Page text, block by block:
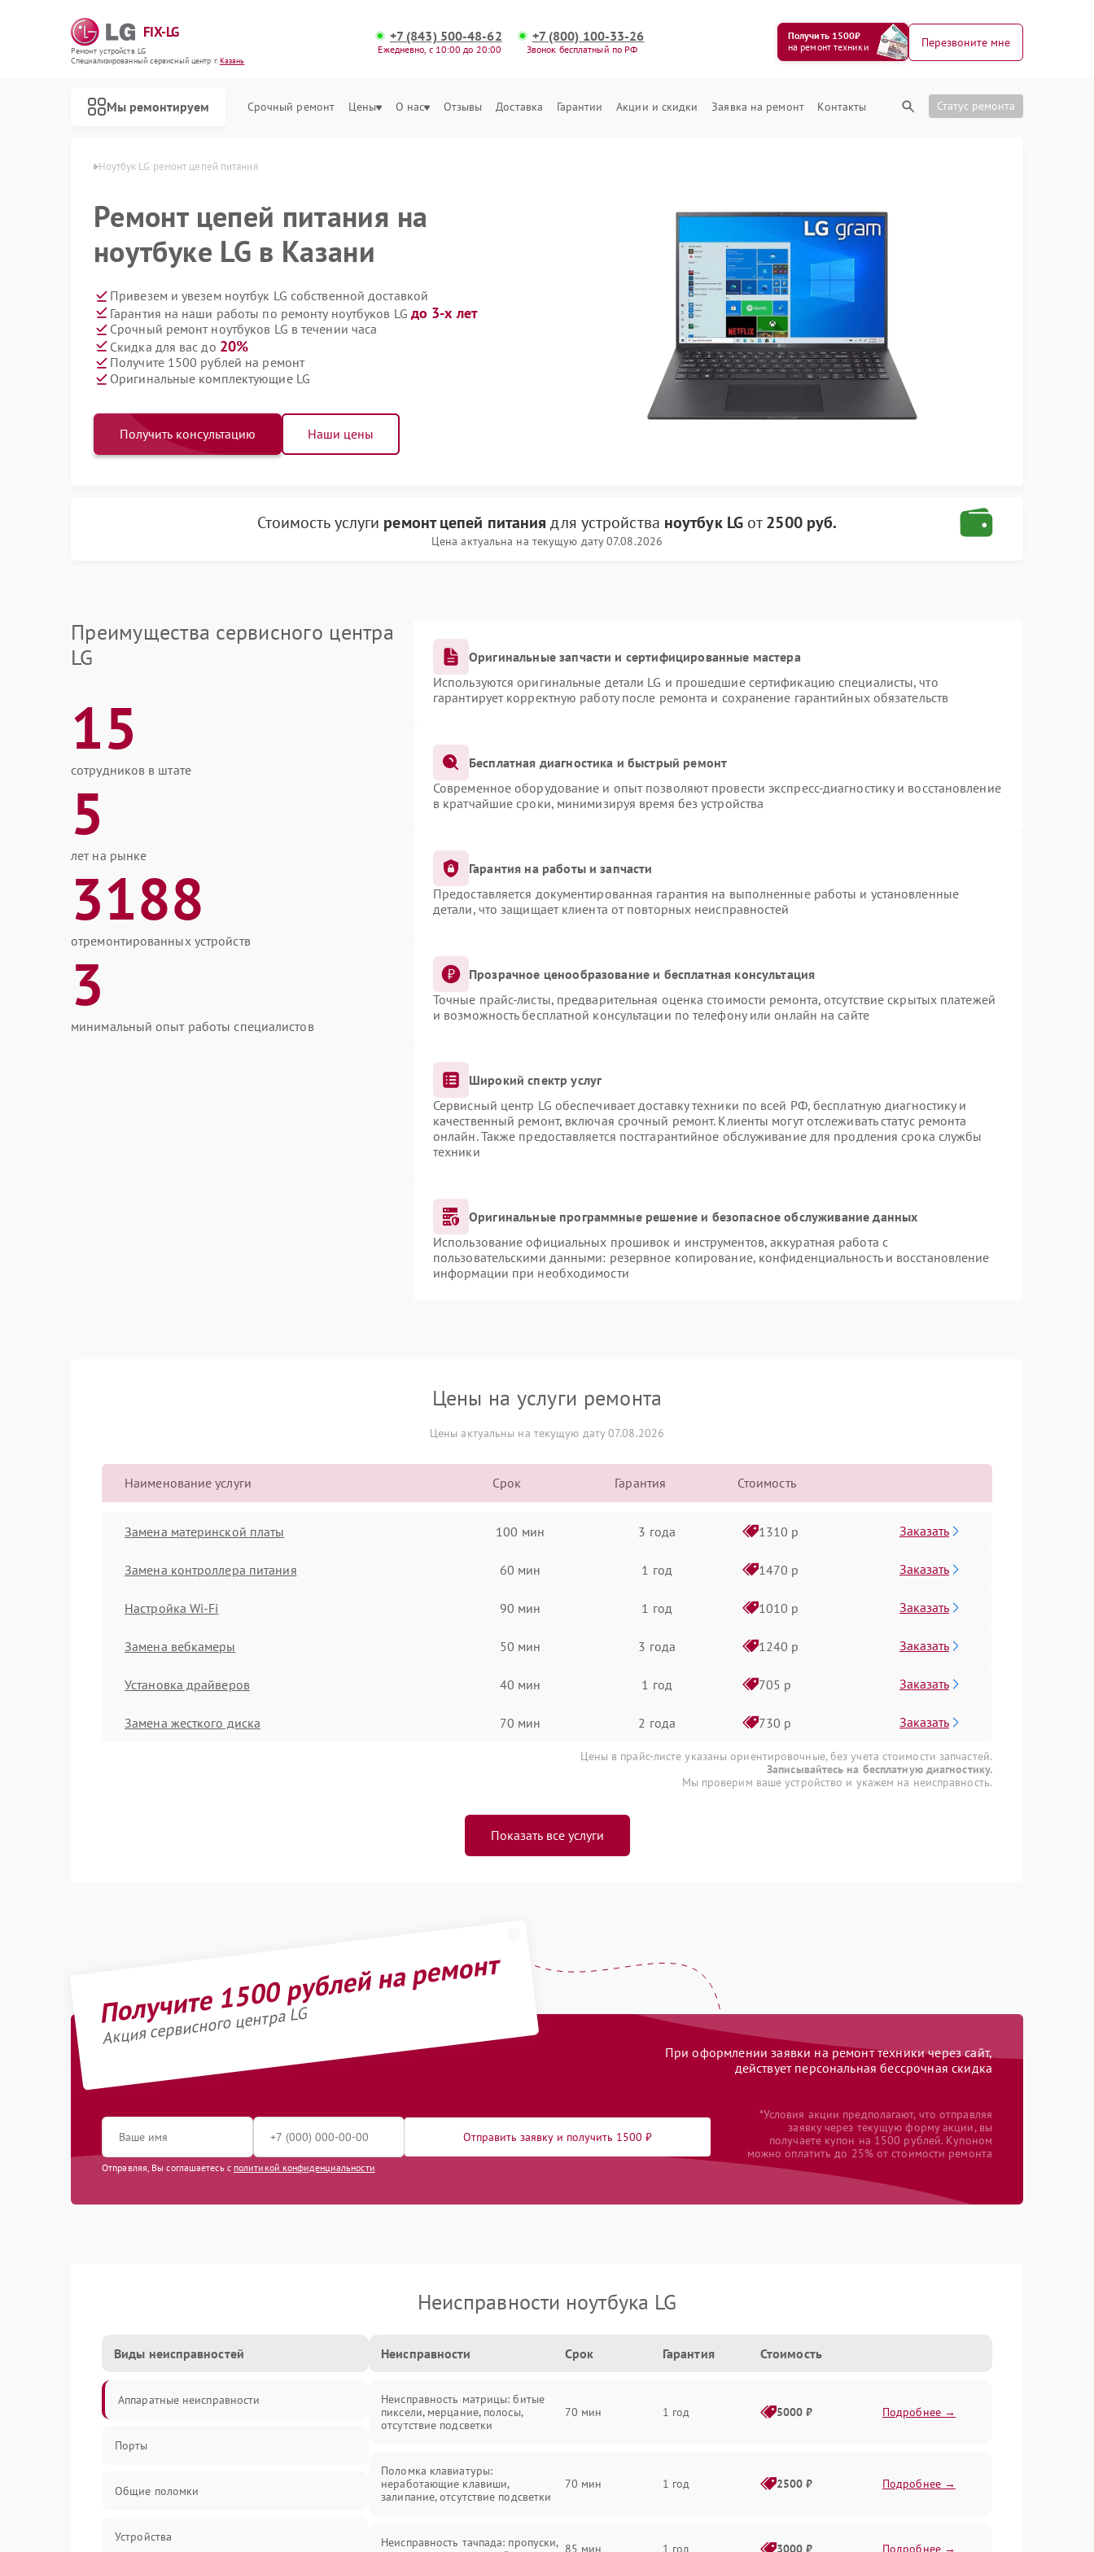
FIX-LG
Ремонт устройств LG
Специализированный cервисный центр г.Казань
+7 (843) 500-48-62
Ежедневно, с 10:00 до 20:00
+7 (800) 100-33-26
Звонок бесплатный по РФ
Получить 1500₽
на ремонт техники
Перезвоните мне
Мы ремонтируем Срочный ремонт Цены О нас Отзывы Доставка Гарантии Акции и скидки Заявка на ремонт Контакты Статус ремонта
Ноутбук LG ремонт цепей питания
Ремонт цепей питания на
ноутбуке LG в Казани
Привезем и увезем ноутбук LG собственной доставкой
Гарантия на наши работы по ремонту ноутбуков LG до 3-х лет
Срочный ремонт ноутбуков LG в течении часа
Скидка для вас до 20%
Получите 1500 рублей на ремонт
Оригинальные комплектующие LG
Получить консультацию Наши цены
Стоимость услуги ремонт цепей питания для устройства ноутбук LGот2500 руб.
Цена актуальна на текущую дату 07.08.2026
Преимущества сервисного центра
LG
15
сотрудников в штате
5
лет на рынке
3188
отремонтированных устройств
3
минимальный опыт работы специалистов
Оригинальные запчасти и сертифицированные мастера
Используются оригинальные детали LG и прошедшие сертификацию специалисты, что
гарантирует корректную работу после ремонта и сохранение гарантийных обязательств
Бесплатная диагностика и быстрый ремонт
Современное оборудование и опыт позволяют провести экспресс-диагностику и восстановление
в кратчайшие сроки, минимизируя время без устройства
Гарантия на работы и запчасти
Предоставляется документированная гарантия на выполненные работы и установленные
детали, что защищает клиента от повторных неисправностей
Прозрачное ценообразование и бесплатная консультация
Точные прайс-листы, предварительная оценка стоимости ремонта, отсутствие скрытых платежей
и возможность бесплатной консультации по телефону или онлайн на сайте
Широкий спектр услуг
Сервисный центр LG обеспечивает доставку техники по всей РФ, бесплатную диагностику и
качественный ремонт, включая срочный ремонт. Клиенты могут отслеживать статус ремонта
онлайн. Также предоставляется постгарантийное обслуживание для продления срока службы
техники
Оригинальные программные решение и безопасное обслуживание данных
Использование официальных прошивок и инструментов, аккуратная работа с
пользовательскими данными: резервное копирование, конфиденциальность и восстановление
информации при необходимости
Цены на услуги ремонта
Цены актуальны на текущую дату 07.08.2026
Наименование услуги Срок Гарантия Стоимость
Замена материнской платы 100 мин 3 года 1310 р Заказать
Замена контроллера питания 60 мин 1 год 1470 р Заказать
Настройка Wi-Fi 90 мин 1 год 1010 р Заказать
Замена вебкамеры 50 мин 3 года 1240 р Заказать
Установка драйверов 40 мин 1 год 705 р Заказать
Замена жесткого диска 70 мин 2 года 730 р Заказать
Цены в прайс-листе указаны ориентировочные, без учета стоимости запчастей.
Записывайтесь на бесплатную диагностику.
Мы проверим ваше устройство и укажем на неисправность.
Показать все услуги
Получите 1500 рублей на ремонт
Акция сервисного центра LG
При оформлении заявки на ремонт техники через сайт,
действует персональная бессрочная скидка
Отправить заявку и получить 1500 ₽
Отправляя, Вы соглашаетесь с политикой конфиденциальности
*Условия акции предполагают, что отправляя
заявку через текущую форму акции, вы
получаете купон на 1500 рублей. Купоном
можно оплатить до 25% от стоимости ремонта
Неисправности ноутбука LG
Виды неисправностей
Аппаратные неисправности
Порты
Общие поломки
Устройства
Неисправности Срок Гарантия Стоимость
Неисправность матрицы: битые
пиксели, мерцание, полосы,
отсутствие подсветки
70 мин 1 год 5000 ₽ Подробнее →
Поломка клавиатуры:
неработающие клавиши,
залипание, отсутствие подсветки
70 мин 1 год 2500 ₽ Подробнее →
Неисправность тачпада: пропуски, 85 мин 1 год 3000 ₽ Подробнее →